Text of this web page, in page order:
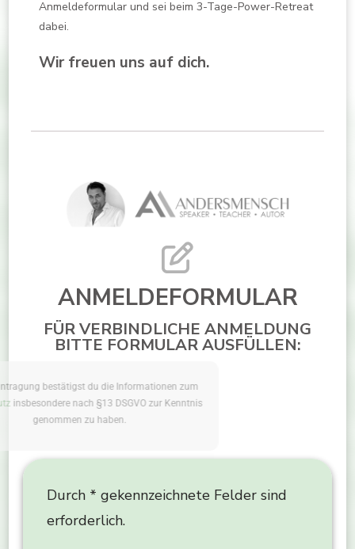
Anmeldeformular und sei beim 3-Tage-Power-Retreat
dabei.
Wir freuen uns auf dich.
ANMELDEFORMULAR
FÜR VERBINDLICHE ANMELDUNG
BITTE FORMULAR AUSFÜLLEN:
Mit der Eintragung bestätigst du die Informationen zum
Datenschutzinsbesondere nach §13 DSGVO zur Kenntnis
Durch * gekennzeichnete Felder sind
erforderlich.